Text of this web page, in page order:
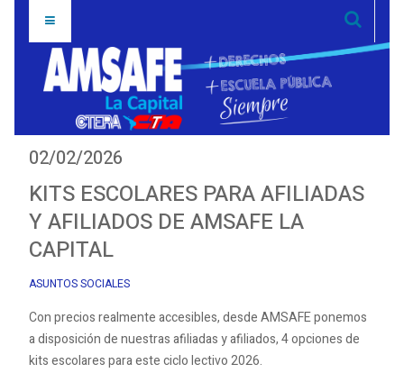
02/02/2026
KITS ESCOLARES PARA AFILIADAS
Y AFILIADOS DE AMSAFE LA
CAPITAL
ASUNTOS SOCIALES
Con precios realmente accesibles, desde AMSAFE ponemos
a disposición de nuestras afiliadas y afiliados, 4 opciones de
kits escolares para este ciclo lectivo 2026.